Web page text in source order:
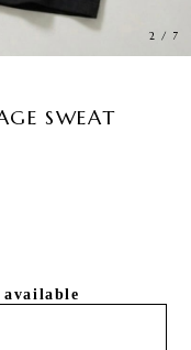
3 / 7
SWEAT